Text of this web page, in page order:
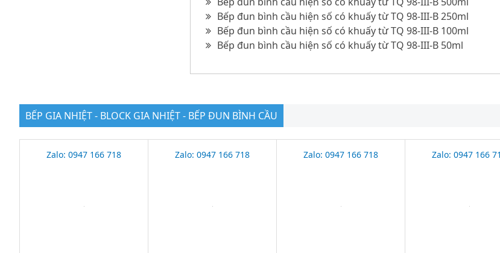
Bếp đun bình cầu hiện số có khuấy từ TQ 98-III-B 250ml
Bếp đun bình cầu hiện số có khuấy từ TQ 98-III-B 100ml
Bếp đun bình cầu hiện số có khuấy từ TQ 98-III-B 50ml
BẾP GIA NHIỆT - BLOCK GIA NHIỆT - BẾP ĐUN BÌNH CẦU
Zalo: 0947 166 718 Zalo: 0947 166 718 Zalo: 0947 166 718 Zalo: 0947 166